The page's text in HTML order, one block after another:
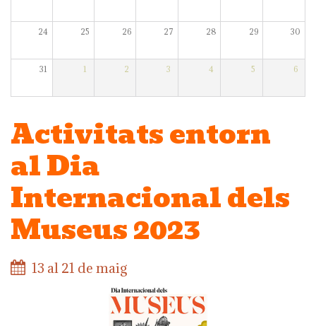
24 25 26 27 28 29 30
31 1 2 3 4 5 6
Activitats entorn
al Dia
Internacional dels
Museus 2023
13 al 21 de maig